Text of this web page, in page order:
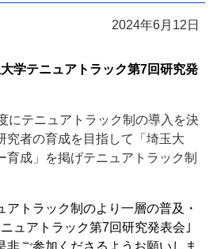
2024年6月12日
学テニュアトラック第7回研究発
にテニュアトラック制の導入を決
究者の育成を目指して「埼玉大
育成」を掲げテニュアトラック制
アトラック制のより一層の普及・
ュアトラック第7回研究発表会｣